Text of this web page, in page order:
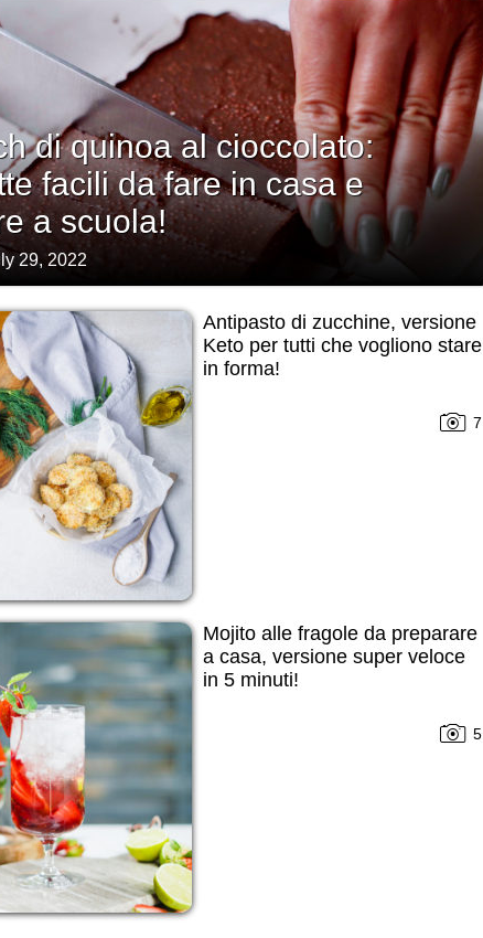
di quinoa al cioccolato:
facili da fare in casa e
a scuola!
29, 2022
Antipasto di zucchine, versione
Keto per tutti che vogliono stare
in forma!
7
Mojito alle fragole da preparare
a casa, versione super veloce
in 5 minuti!
5